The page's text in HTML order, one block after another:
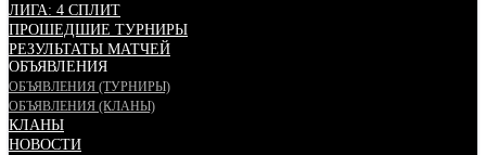
ЛИГА: 4 СПЛИТ
ПРОШЕДШИЕ ТУРНИРЫ
РЕЗУЛЬТАТЫ МАТЧЕЙ
ОБЪЯВЛЕНИЯ
ОБЪЯВЛЕНИЯ (ТУРНИРЫ)
ОБЪЯВЛЕНИЯ (КЛАНЫ)
КЛАНЫ
НОВОСТИ